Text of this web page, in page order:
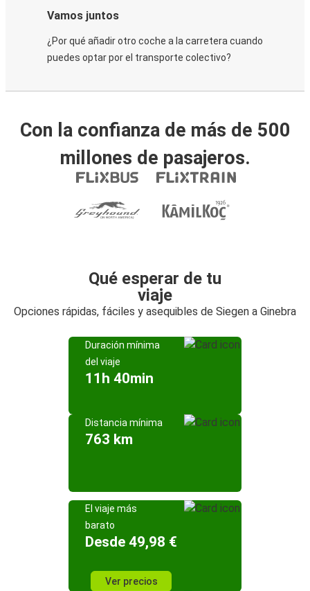
Vamos juntos
¿Por qué añadir otro coche a la carretera cuando
puedes optar por el transporte colectivo?
Con la confianza de más de 500
millones de pasajeros.
Qué esperar de tu
viaje
Opciones rápidas, fáciles y asequibles de Siegen a Ginebra
Duración mínima
del viaje
11h 40min
Distancia mínima
763 km
El viaje más
barato
Desde 49,98 €
Ver precios